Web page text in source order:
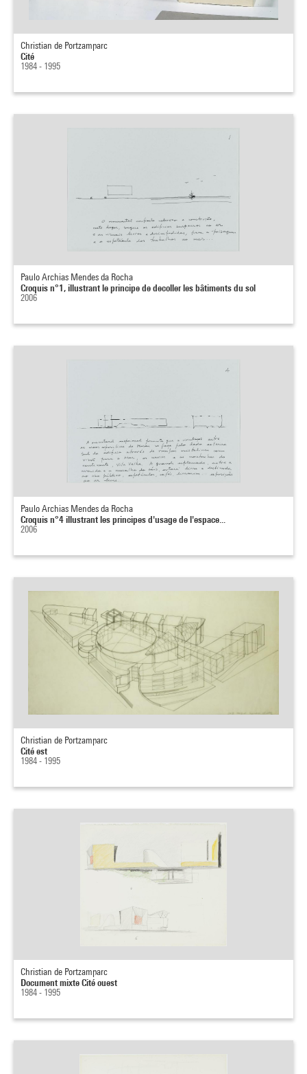
Christian de Portzamparc
Cité
1984 - 1995
Paulo Archias Mendes da Rocha
Croquis n°1, illustrant le principe de decoller les bâtiments du sol
2006
Paulo Archias Mendes da Rocha
Croquis n°4 illustrant les principes d'usage de l'espace...
2006
Christian de Portzamparc
Cité est
1984 - 1995
Christian de Portzamparc
Document mixte Cité ouest
1984 - 1995